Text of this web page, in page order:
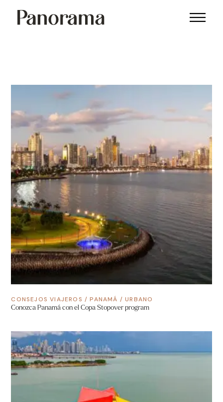
CONSEJOS VIAJEROS /PANAMÁ /URBANO
Conozca Panamá con el Copa Stopover program